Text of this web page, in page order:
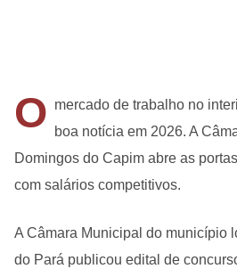
O mercado de trabalho no
boa notícia em 2026. A
Domingos do Capim abre as
com salários competitivos.
A Câmara Municipal do município
do Pará publicou edital de